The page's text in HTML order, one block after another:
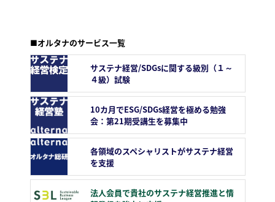
■オルタナのサービス一覧
サステナ経営/SDGsに関する級別（１～
４級）試験
10カ月でESG/SDGs経営を極める勉強
会：第21期受講生を募集中
各領域のスペシャリストがサステナ経営
を支援
法人会員で貴社のサステナ経営推進と情